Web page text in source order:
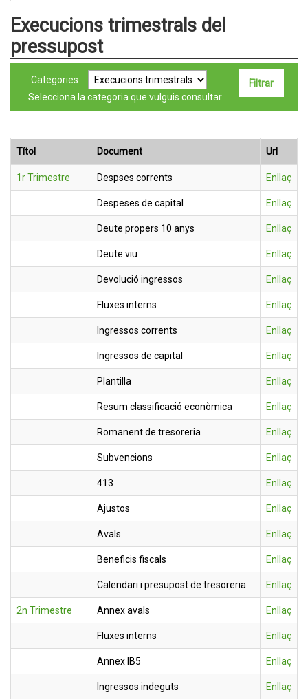
Execucions trimestrals del
pressupost
Categories
Selecciona la categoria que vulguis consultar
Títol Document Url
1r Trimestre Despses corrents Enllaç
Despeses de capital Enllaç
Deute propers 10 anys Enllaç
Deute viu Enllaç
Devolució ingressos Enllaç
Fluxes interns Enllaç
Ingressos corrents Enllaç
Ingressos de capital Enllaç
Plantilla Enllaç
Resum classificació econòmica Enllaç
Romanent de tresoreria Enllaç
Subvencions Enllaç
413 Enllaç
Ajustos Enllaç
Avals Enllaç
Beneficis fiscals Enllaç
Calendari i presupost de tresoreria Enllaç
2n Trimestre Annex avals Enllaç
Fluxes interns Enllaç
Annex IB5 Enllaç
Ingressos indeguts Enllaç